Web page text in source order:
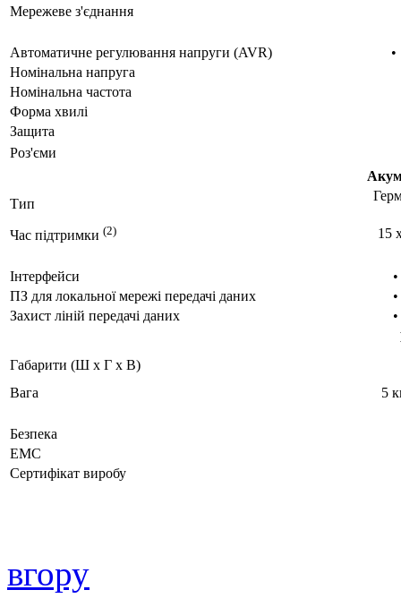
Мережеве з'єднання
Автоматичне регулювання напруги (AVR)
•
Номінальна напруга
Номінальна частота
Форма хвилі
Защита
Роз'єми
Тип
Час підтримки (2)
15
Інтерфейси
•
ПЗ для локальної мережі передачі даних
•
Захист ліній передачі даних
•
Габарити (Ш x Г x В)
Вага
5
Безпека
ЕМС
Сертифікат виробу
вгору